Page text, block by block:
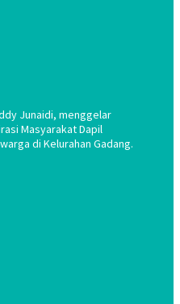
Junaidi, menggelar
Masyarakat Dapil
di Kelurahan Gadang.